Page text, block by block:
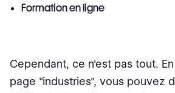
Formation en ligne
Cependant, ce n'est pas tout.
page "industries", vous pouvez